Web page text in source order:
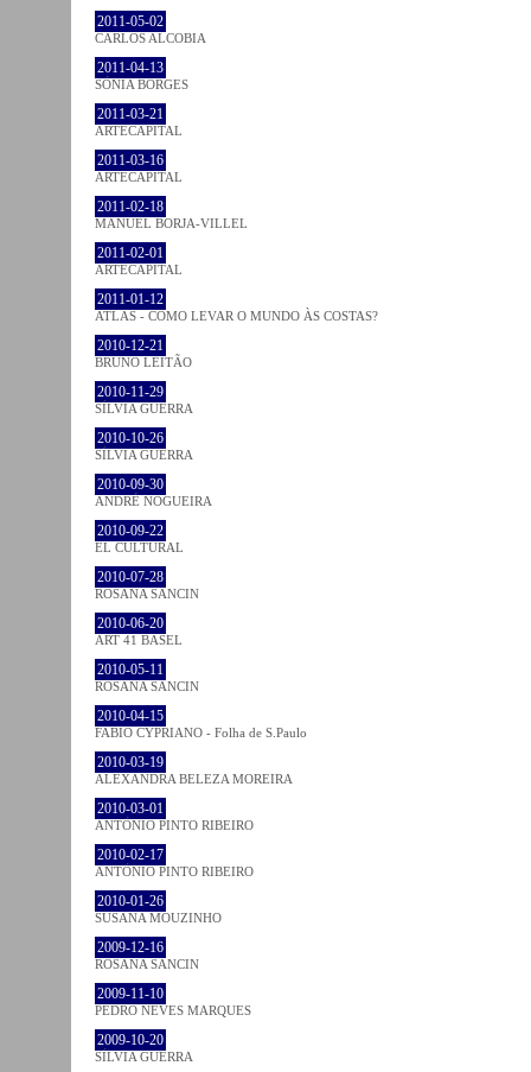
2011-05-02
CARLOS ALCOBIA
2011-04-13
SÓNIA BORGES
2011-03-21
ARTECAPITAL
2011-03-16
ARTECAPITAL
2011-02-18
MANUEL BORJA-VILLEL
2011-02-01
ARTECAPITAL
2011-01-12
ATLAS - COMO LEVAR O MUNDO ÀS COSTAS?
2010-12-21
BRUNO LEITÃO
2010-11-29
SÍLVIA GUERRA
2010-10-26
SÍLVIA GUERRA
2010-09-30
ANDRÉ NOGUEIRA
2010-09-22
EL CULTURAL
2010-07-28
ROSANA SANCIN
2010-06-20
ART 41 BASEL
2010-05-11
ROSANA SANCIN
2010-04-15
FABIO CYPRIANO - Folha de S.Paulo
2010-03-19
ALEXANDRA BELEZA MOREIRA
2010-03-01
ANTÓNIO PINTO RIBEIRO
2010-02-17
ANTÓNIO PINTO RIBEIRO
2010-01-26
SUSANA MOUZINHO
2009-12-16
ROSANA SANCIN
2009-11-10
PEDRO NEVES MARQUES
2009-10-20
SÍLVIA GUERRA